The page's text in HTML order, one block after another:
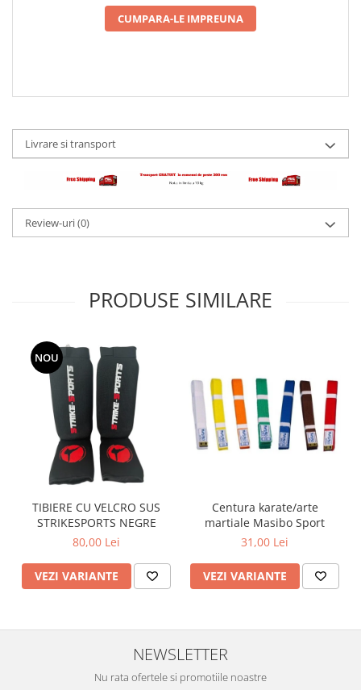
CUMPARA-LE IMPREUNA
Livrare si transport
Review-uri(0)
PRODUSE SIMILARE
NOU
TIBIERE CU VELCRO SUS
STRIKESPORTS NEGRE
80,00 Lei
VEZI VARIANTE
Centura karate/arte
martiale Masibo Sport
31,00 Lei
VEZI VARIANTE
NEWSLETTER
Nu rata ofertele si promotiile noastre